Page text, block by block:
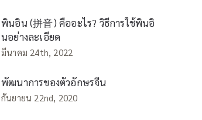
พินอิน (拼音) คืออะไร? วิธีการใช้พินอิ
นอย่างละเอียด
มีนาคม 24th, 2022
พัฒนาการของตัวอักษรจีน
กันยายน 22nd, 2020